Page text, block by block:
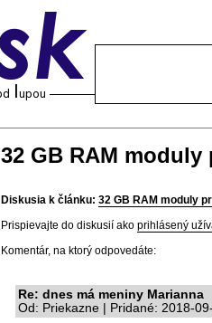
32 GB RAM moduly
Diskusia k článku: 32 GB RAM moduly
Prispievajte do diskusií ako prihlásený
Komentár, na ktorý odpovedáte:
Re: dnes má meniny Marianna
Od: Priekazne | Pridané: 2018-